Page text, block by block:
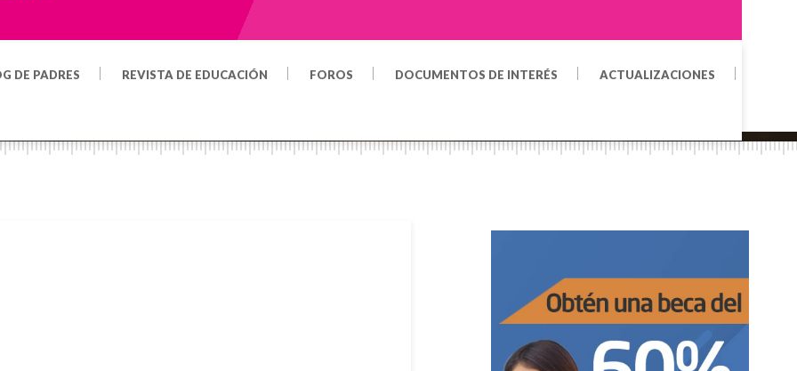
DE PADRES REVISTA DE EDUCACIÓN FOROS DOCUMENTOS DE INTERÉS ACTUALIZACIONES